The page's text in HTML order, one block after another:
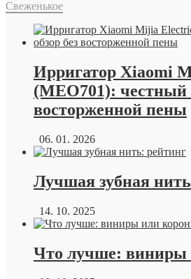
Свеженькое
Ирригатор Xiaomi
(MEO701): честный
восторженной пены
06. 01. 2026
Лучшая зубная
14. 10. 2025
Что лучше: виниры